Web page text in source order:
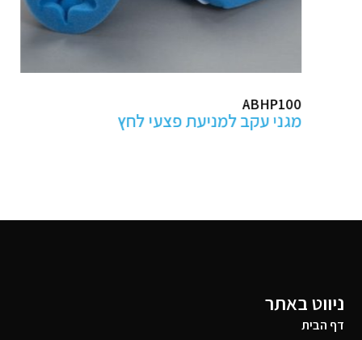
ABHP100
מגני עקב למניעת פצעי לחץ
ניווט באתר
דף הבית